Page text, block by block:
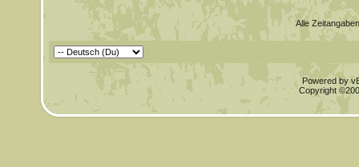
Alle
Powered by
Copyright